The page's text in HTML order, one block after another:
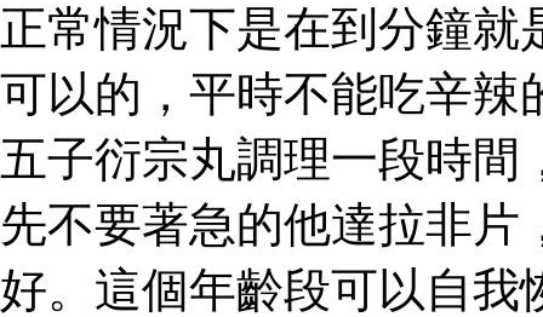
正常情況下是在到分鐘
可以的，平時不能吃辛辣
五子衍宗丸調理一段時
先不要著急的他達拉非
好。這個年齡段可以自我